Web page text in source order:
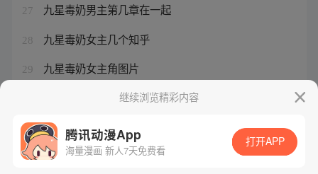
27 九星毒奶男主第几章在一起
28 九星毒奶女主几个知乎
29 九星毒奶女主角图片
绝色无双奇迹暖暖高分搭配
继续浏览精彩内容
腾讯动漫App
海量漫画 新人7天免费看
打开APP